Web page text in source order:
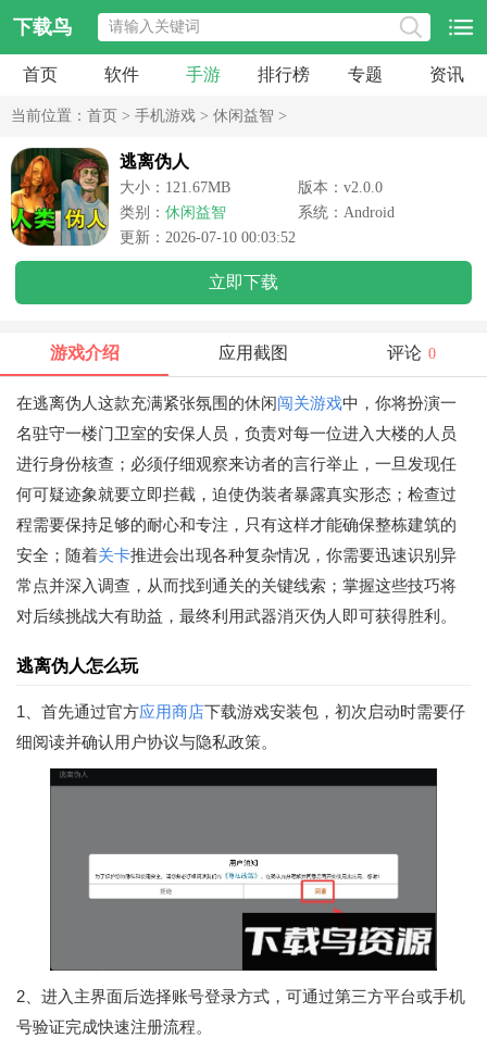
下载鸟
首页 软件 手游 排行榜 专题 资讯
当前位置： 首页 > 手机游戏 > 休闲益智 >
逃离伪人
大小：121.67MB
版本：v2.0.0
类别： 休闲益智
系统：Android
更新：2026-07-10 00:03:52
立即下载
游戏介绍 应用截图 评论 0
在逃离伪人这款充满紧张氛围的休闲闯关游戏中，你将扮演一
名驻守一楼门卫室的安保人员，负责对每一位进入大楼的人员
进行身份核查；必须仔细观察来访者的言行举止，一旦发现任
何可疑迹象就要立即拦截，迫使伪装者暴露真实形态；检查过
程需要保持足够的耐心和专注，只有这样才能确保整栋建筑的
安全；随着关卡推进会出现各种复杂情况，你需要迅速识别异
常点并深入调查，从而找到通关的关键线索；掌握这些技巧将
对后续挑战大有助益，最终利用武器消灭伪人即可获得胜利。
逃离伪人怎么玩
1、首先通过官方应用商店下载游戏安装包，初次启动时需要仔
细阅读并确认用户协议与隐私政策。
2、进入主界面后选择账号登录方式，可通过第三方平台或手机
号验证完成快速注册流程。